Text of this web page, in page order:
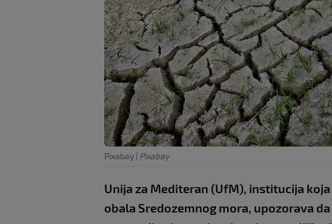
Pixabay | Pixabay
Unija za Mediteran (UfM), institucija koja
obala Sredozemnog mora, upozorava